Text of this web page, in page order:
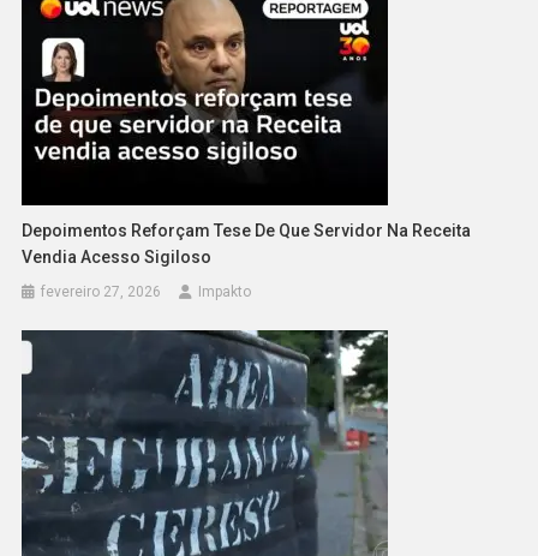
Depoimentos Reforçam Tese De Que Servidor Na Receita
Vendia Acesso Sigiloso
fevereiro 27, 2026 Impakto